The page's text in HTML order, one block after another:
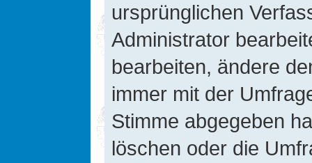
ursprünglichen
Administrator
bearbeiten, ändere
immer mit der
Stimme abgegeben
löschen oder die